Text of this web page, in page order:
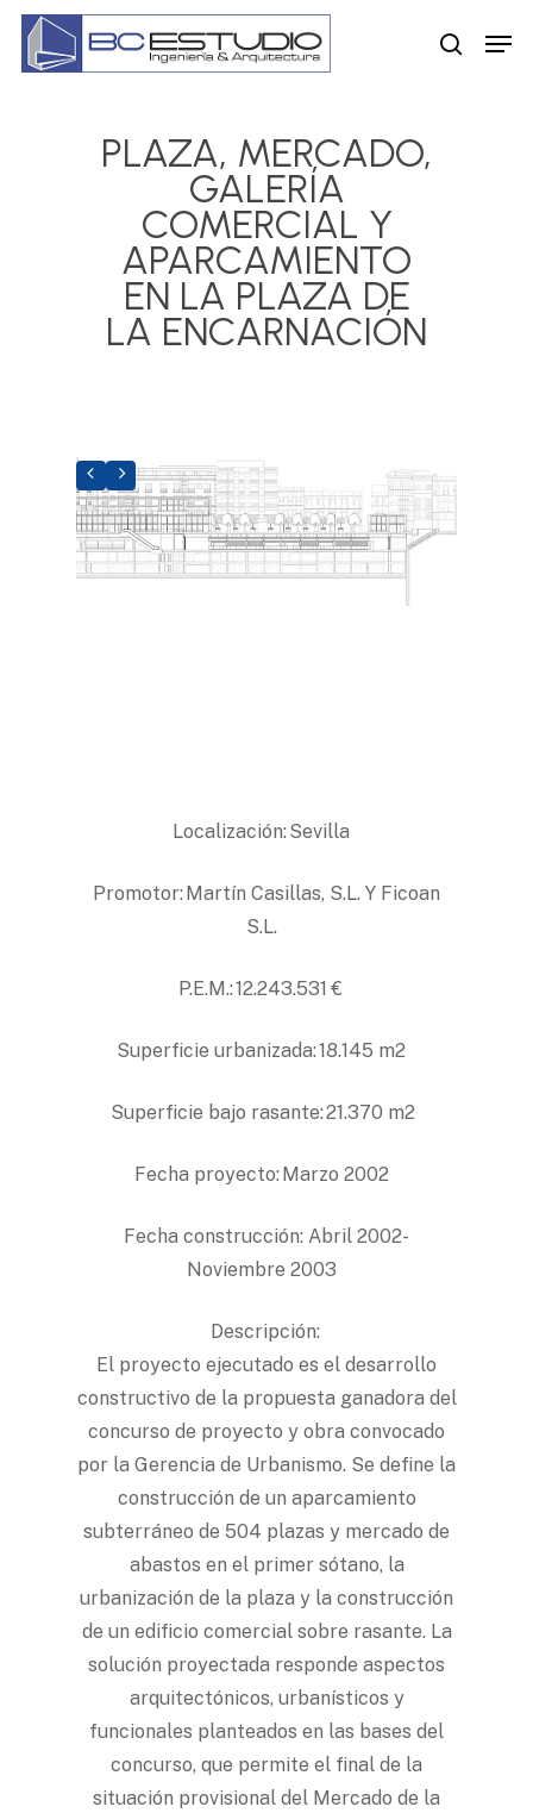
Skip
search
PLAZA, MERCADO,
GALERÍA
COMERCIAL Y
APARCAMIENTO
EN LA PLAZA DE
LA ENCARNACIÓN
Localización: Sevilla
Promotor: Martín Casillas, S.L. Y Ficoan
S.L.
P.E.M.: 12.243.531 €
Superficie urbanizada: 18.145 m2
Superficie bajo rasante: 21.370 m2
Fecha proyecto: Marzo 2002
Fecha construcción: Abril 2002-
Noviembre 2003
Descripción:
El proyecto ejecutado es el desarrollo
constructivo de la propuesta ganadora del
concurso de proyecto y obra convocado
por la Gerencia de Urbanismo. Se define la
construcción de un aparcamiento
subterráneo de 504 plazas y mercado de
abastos en el primer sótano, la
urbanización de la plaza y la construcción
de un edificio comercial sobre rasante. La
solución proyectada responde aspectos
arquitectónicos, urbanísticos y
funcionales planteados en las bases del
concurso, que permite el final de la
situación provisional del Mercado de la